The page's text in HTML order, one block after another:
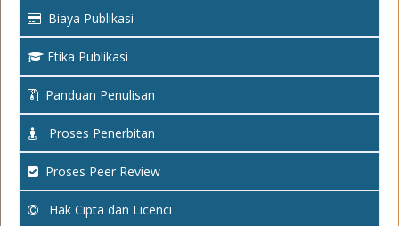
Biaya Publikasi
Etika Publikasi
Panduan Penulisan
Proses Penerbitan
Proses Peer Review
Hak Cipta dan Licenci